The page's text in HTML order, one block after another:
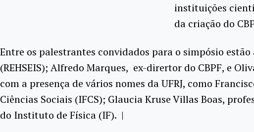
instituições
da criação do
Entre os palestrantes convidados para o simpósio
(REHSEIS); Alfredo Marques, ex-dirertor do CBPF, e
com a presença de vários nomes da UFRJ, como
Ciências Sociais (IFCS); Glaucia Kruse Villas Boas,
do Instituto de Física (IF). |